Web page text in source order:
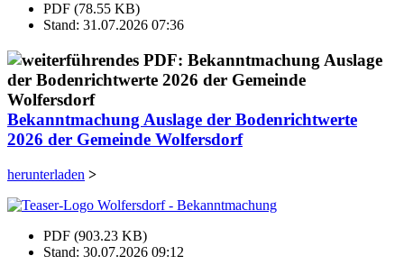
PDF (78.55 KB)
Stand: 31.07.2026 07:36
Bekanntmachung Auslage der Bodenrichtwerte
2026 der Gemeinde Wolfersdorf
herunterladen >
PDF (903.23 KB)
Stand: 30.07.2026 09:12